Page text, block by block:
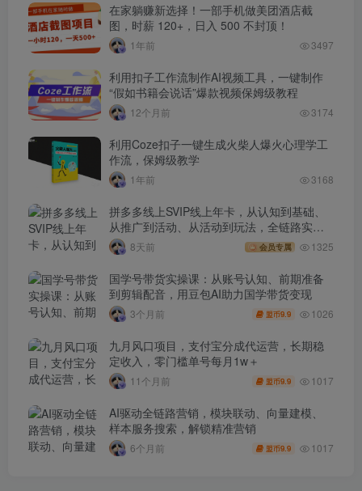
在家躺赚新选择！一部手机做美团酒店截
图，时薪 120+，日入 500 不封顶！
1年前 3497
利用扣子工作流制作AI视频工具，一键制作
“假如书籍会说话”爆款视频保姆级教程
12个月前 3174
利用Coze扣子一键生成火柴人爆火心理学工
作流，保姆级教学
1年前 3168
拼多多线上SVIP线上年卡，从认知到基础、
从推广到活动、从活动到玩法，全链路实战
(260730)
8天前 会员专属 1325
国学号带货实操课：从账号认知、前期准备
到剪辑配音，用豆包AI助力国学带货变现
3个月前 盟币9.9 1026
九月风口项目，支付宝分成代运营，长期稳
定收入，零门槛单号每月1w＋
11个月前 盟币9.9 1017
AI驱动全链路营销，模块联动、向量建模、
样本服务搜索，解锁精准营销
6个月前 盟币9.9 1017